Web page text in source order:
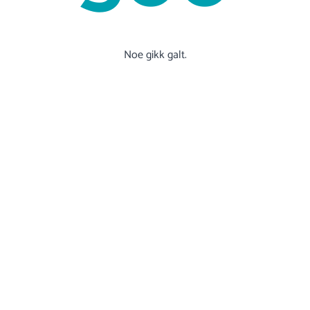
Noe gikk galt.